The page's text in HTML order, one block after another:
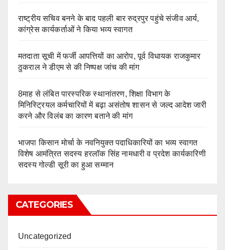
राष्ट्रीय सचिव बनने के बाद पहली बार रुद्रपुर पहुंचे संजीव आर्य,
कांग्रेस कार्यकर्ताओं ने किया भव्य स्वागत
मतदाता सूची में फर्जी आपत्तियों का आरोप, पूर्व विधायक राजकुमार
ठुकराल ने डीएम से की निष्पक्ष जांच की मांग
8माह से लंबित पारस्परिक स्थानांतरण, शिक्षा विभाग के
मिनिस्ट्रियल कर्मचारियों में बढ़ा असंतोष शासन से जल्द आदेश जारी
करने और विलंब का कारण बताने की मांग
भाजपा किसान मोर्चा के नवनियुक्त पदाधिकारियों का भव्य स्वागत
विशेष आमंत्रित सदस्य हरलॉक सिंह नामधारी व प्रदेश कार्यकारिणी
सदस्य गोल्डी सूरी का हुआ सम्मान
CATEGORIES
Uncategorized